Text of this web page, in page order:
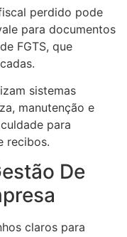
perdido pode
para documentos
FGTS, que
sistemas
manutenção e
para
recibos.
De
claros para